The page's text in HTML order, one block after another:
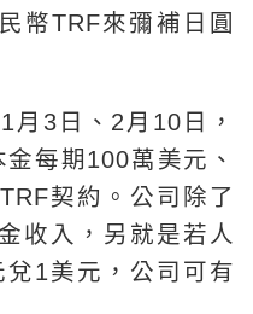
幣TRF來彌補日圓
月3日、2月10日，
每期100萬美元、
契約。公司除了
收入，另就是若人
1美元，公司可有